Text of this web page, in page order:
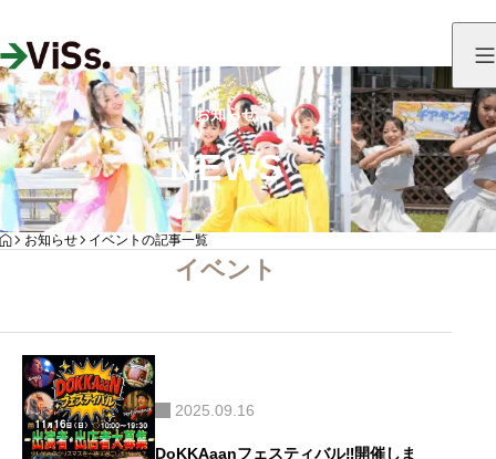
お知らせ
NEWS
HOME
お知らせ イベントの記事一覧
イベント
2025.09.16
DoKKAaanフェスティバル‼️開催しま